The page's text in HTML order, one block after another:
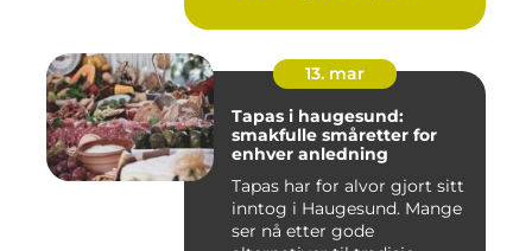
13. mar
Tapas i haugesund:
smakfulle småretter for
enhver anledning
Tapas har for alvor gjort sitt
inntog i Haugesund. Mange
ser nå etter gode